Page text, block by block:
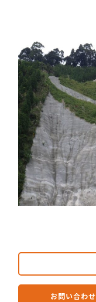
お問い合わせ